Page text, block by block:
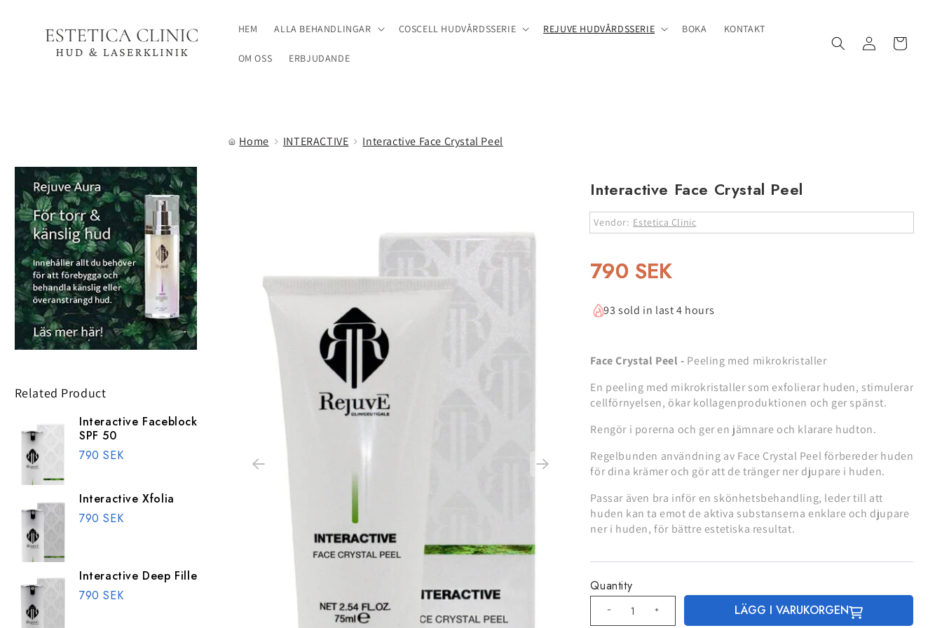
innehåll
HEM ALLA BEHANDLINGAR COSCELL HUDVÅRDSSERIE REJUVE HUDVÅRDSSERIE BOKA KONTAKT
OM OSS ERBJUDANDE
Logga
in
Varukorg
Related Product
Interactive Faceblock
SPF 50
790 SEK
Interactive Xfolia
790 SEK
Interactive Deep Filler
790 SEK
Home INTERACTIVE Interactive Face Crystal Peel
Interactive Face Crystal Peel
Vendor: Estetica Clinic
790 SEK
93 sold in last 4 hours
Face Crystal Peel - Peeling med mikrokristaller
En peeling med mikrokristaller som exfolierar huden, stimulerar
cellförnyelsen, ökar kollagenproduktionen och ger spänst.
Rengör i porerna och ger en jämnare och klarare hudton.
Regelbunden användning av Face Crystal Peel förbereder huden
för dina krämer och gör att de tränger ner djupare i huden.
Passar även bra inför en skönhetsbehandling, leder till att
huden kan ta emot de aktiva substanserna enklare och djupare
ner i huden, för bättre estetiska resultat.
Quantity
LÄGG I VARUKORGEN